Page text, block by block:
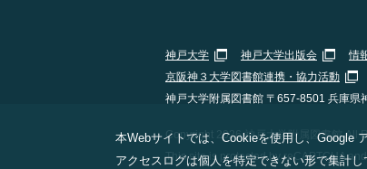
神戸大学 神戸大学出版会 情
京阪神３大学図書館連携・協力活動
神戸大学附属図書館 〒657-8501 兵庫県
Copyright 2026 神戸大学附属図書館 All
This site is protected by reCAPTCHA
本Webサイトでは、Cookieを使用し、Google
アクセスログは個人を特定できない形で集計